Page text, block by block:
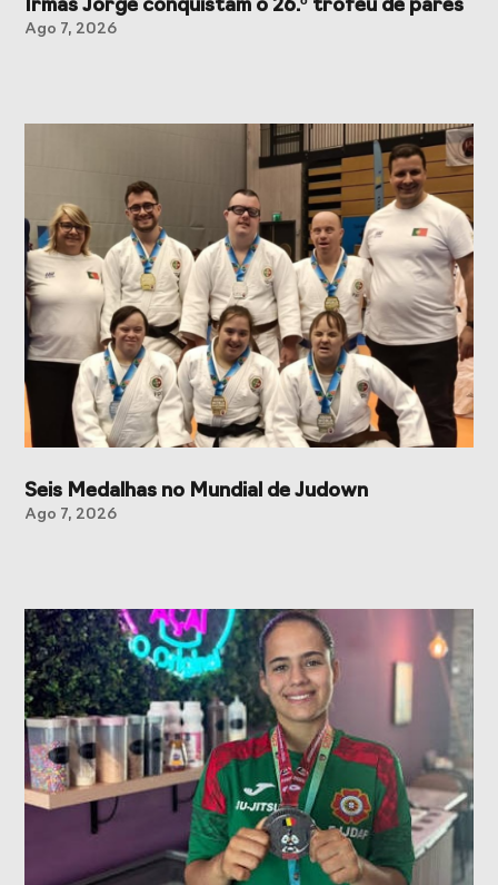
Irmãs Jorge conquistam o 26.º troféu de pares
Ago 7, 2026
Seis Medalhas no Mundial de Judown
Ago 7, 2026